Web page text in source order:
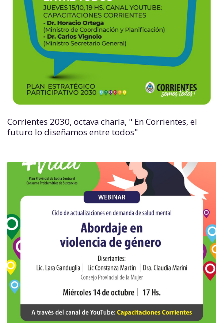
Corrientes 2030, octava charla, " En Corrientes, el
futuro lo diseñamos entre todos"